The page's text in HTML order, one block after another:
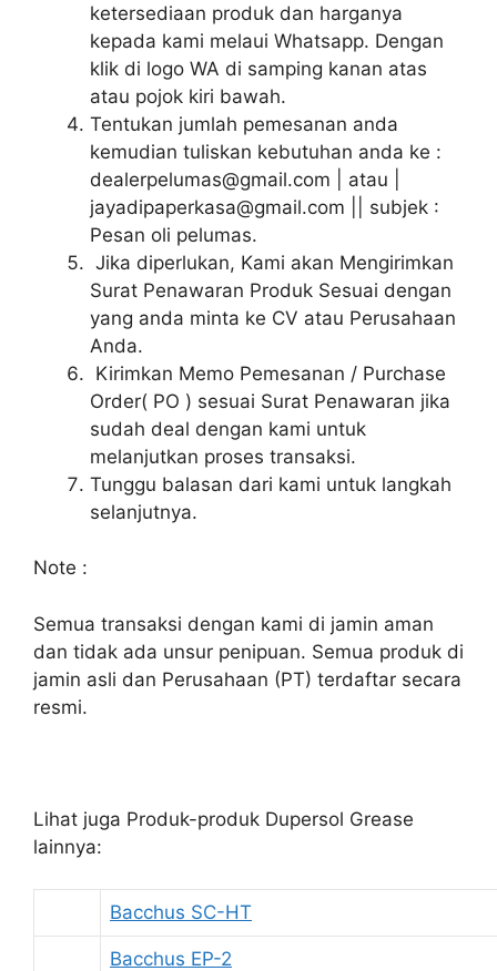
ketersediaan produk dan harganya
kepada kami melaui Whatsapp. Dengan
klik di logo WA di samping kanan atas
atau pojok kiri bawah.
Tentukan jumlah pemesanan anda
kemudian tuliskan kebutuhan anda ke :
dealerpelumas@gmail.com | atau |
jayadipaperkasa@gmail.com || subjek :
Pesan oli pelumas.
Jika diperlukan, Kami akan Mengirimkan
Surat Penawaran Produk Sesuai dengan
yang anda minta ke CV atau Perusahaan
Anda.
Kirimkan Memo Pemesanan / Purchase
Order( PO ) sesuai Surat Penawaran jika
sudah deal dengan kami untuk
melanjutkan proses transaksi.
Tunggu balasan dari kami untuk langkah
selanjutnya.
Note :
Semua transaksi dengan kami di jamin aman
dan tidak ada unsur penipuan. Semua produk di
jamin asli dan Perusahaan (PT) terdaftar secara
resmi.
Lihat juga Produk-produk Dupersol Grease
lainnya:
Bacchus SC-HT
Bacchus EP-2